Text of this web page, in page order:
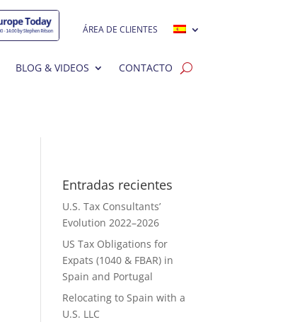
ÁREA DE CLIENTES
BLOG & VIDEOS CONTACTO
Entradas recientes
U.S. Tax Consultants’
Evolution 2022–2026
US Tax Obligations for
Expats (1040 & FBAR) in
Spain and Portugal
Relocating to Spain with a
U.S. LLC